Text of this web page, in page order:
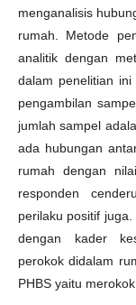
menganalisis
rumah. Metode
analitik dengan
dalam penelitian
pengambilan
jumlah sampel
ada hubungan
rumah dengan
responden
perilaku positif
dengan kader
perokok didalam
PHBS yaitu